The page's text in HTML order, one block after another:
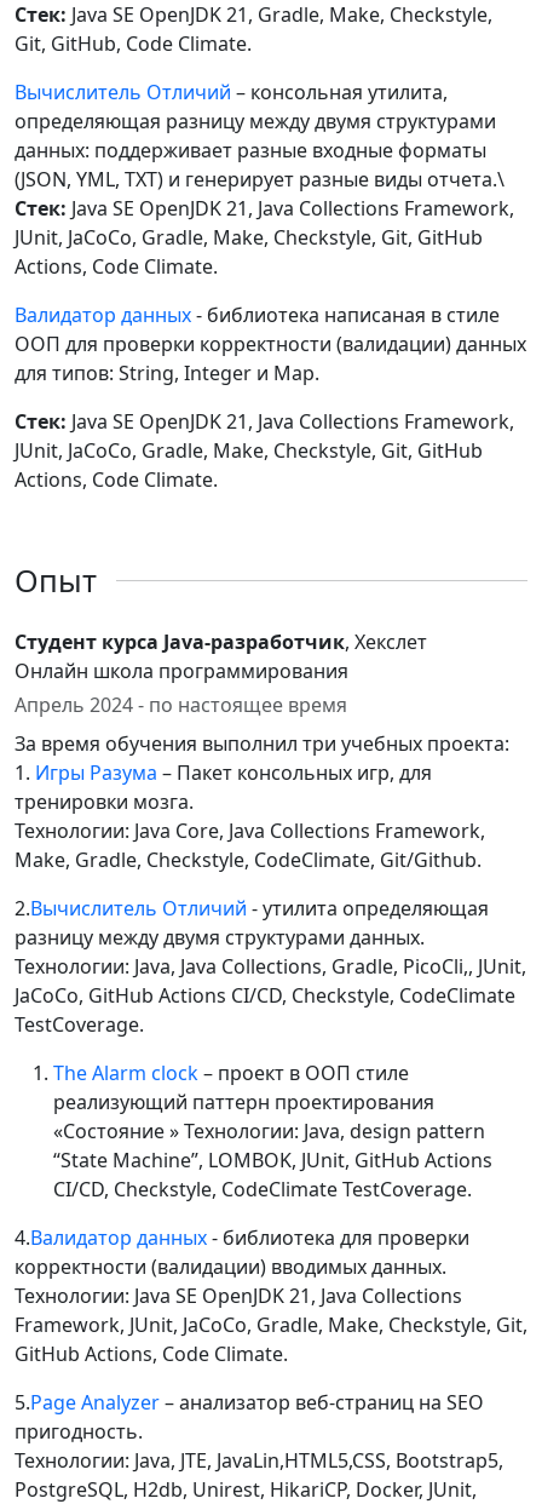
Стек: Java SE OpenJDK 21, Gradle, Make, Checkstyle,
Git, GitHub, Code Climate.
Вычислитель Отличий – консольная утилита,
определяющая разницу между двумя структурами
данных: поддерживает разные входные форматы
(JSON, YML, TXT) и генерирует разные виды отчета.\
Стек: Java SE OpenJDK 21, Java Collections Framework,
JUnit, JaCoCo, Gradle, Make, Checkstyle, Git, GitHub
Actions, Code Climate.
Валидатор данных- библиотека написаная в стиле
ООП для проверки корректности (валидации) данных
для типов: String, Integer и Map.
Стек: Java SE OpenJDK 21, Java Collections Framework,
JUnit, JaCoCo, Gradle, Make, Checkstyle, Git, GitHub
Actions, Code Climate.
Опыт
Студент курса Java-разработчик, Хекслет
Онлайн школа программирования
Апрель 2024 - по настоящее время
За время обучения выполнил три учебных проекта:
1. Игры Разума – Пакет консольных игр, для
тренировки мозга.
Технологии: Java Core, Java Collections Framework,
Make, Gradle, Checkstyle, CodeClimate, Git/Github.
2.Вычислитель Отличий - утилита определяющая
разницу между двумя структурами данных.
Технологии: Java, Java Collections, Gradle, PicoCli,, JUnit,
JaCoCo, GitHub Actions CI/CD, Checkstyle, CodeClimate
TestCoverage.
The Alarm clock– проект в ООП стиле
реализующий паттерн проектирования
«Состояние » Технологии: Java, design pattern
“State Machine”, LOMBOK, JUnit, GitHub Actions
CI/CD, Checkstyle, CodeClimate TestCoverage.
4.Валидатор данных- библиотека для проверки
корректности (валидации) вводимых данных.
Технологии: Java SE OpenJDK 21, Java Collections
Framework, JUnit, JaCoCo, Gradle, Make, Checkstyle, Git,
GitHub Actions, Code Climate.
5.Page Analyzer– анализатор веб-страниц на SEO
пригодность.
Технологии: Java, JTE, JavaLin,HTML5,CSS, Bootstrap5,
PostgreSQL, H2db, Unirest, HikariCP, Docker, JUnit,